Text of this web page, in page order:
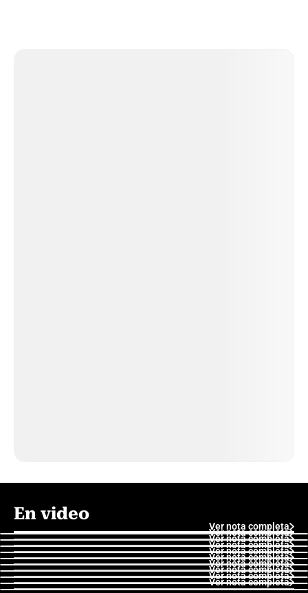
En video
Ver nota completa
Ver nota completa
Ver nota completa
Ver nota completa
Ver nota completa
Ver nota completa
Ver nota completa
Ver nota completa
Ver nota completa
Ver nota completa